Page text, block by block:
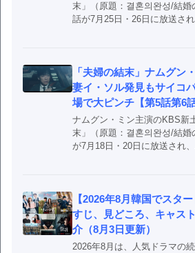
末」（原題：결혼의완성/結婚
話が7月25日・26日に放送さ
「夫婦の結末」ナムグン
妻イ・ソル発見もサイコ
場で大ピンチ【第5話第6話
ナムグン・ミン主演のKBS新
末」（原題：결혼의완성/結婚
が7月18日・20日に放送され
【2026年8月韓国でスタ
すじ、見どころ、キャス
介（8月3日更新）
2026年8月は、人気ドラマの